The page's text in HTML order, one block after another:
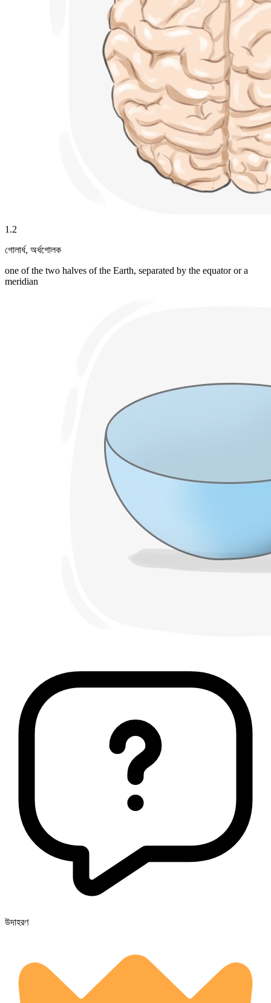
1 .2
গোলার্ধ, অর্ধগোলক
one of the two halves of the Earth, separated by the equator or a
meridian
উদাহরণ